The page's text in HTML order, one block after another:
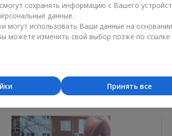
цветочный магазин
Business Award»
год
«Выбор
2025
Фотогалерея
сохранять информацию с Вашего
данные.
могут использовать Ваши данные на основании
можете изменить свой выбор позже по ссылке
Принять все